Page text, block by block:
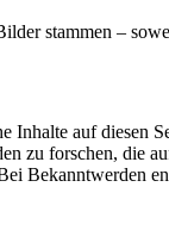
stammen –
Inhalte auf diesen
zu forschen, die
Bekanntwerden